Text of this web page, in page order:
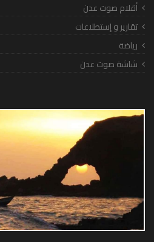
أقلام صوت عدن
تقارير و إستطلاعات
رياضة
شاشة صوت عدن